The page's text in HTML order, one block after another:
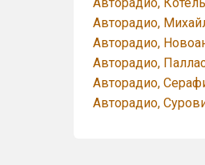
Авторадио,
Авторадио,
Авторадио,
Авторадио,
Авторадио,